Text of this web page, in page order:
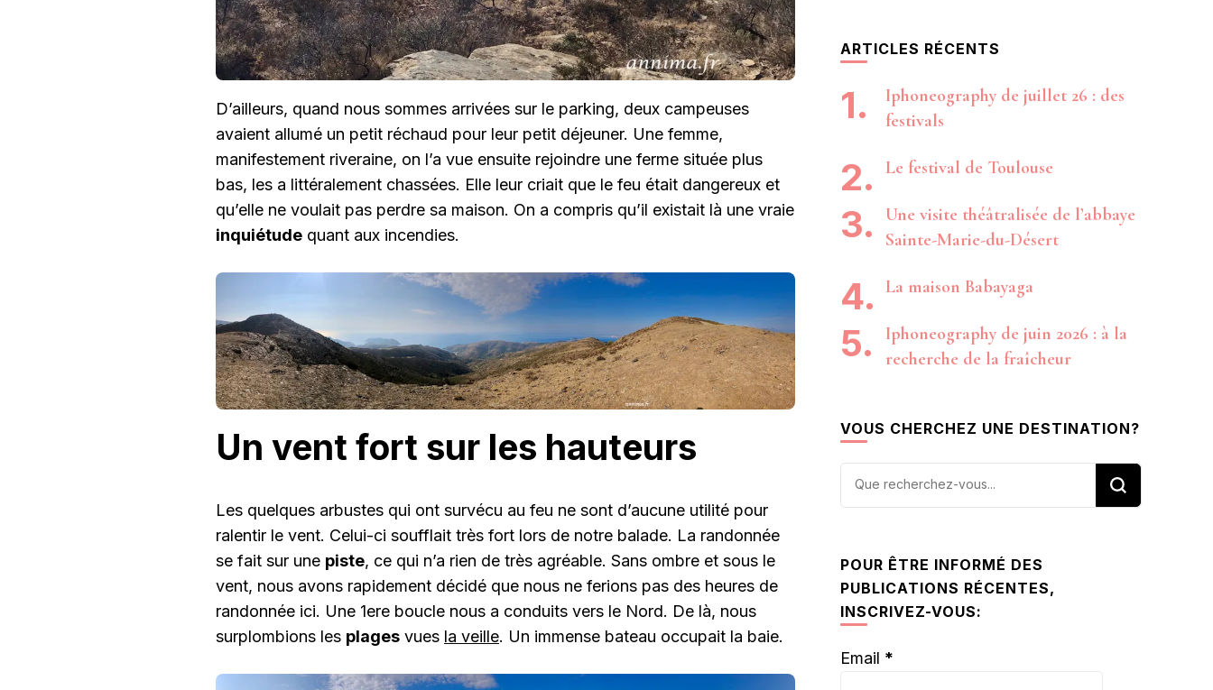
D’ailleurs, quand nous sommes arrivées sur le parking, deux campeuses
avaient allumé un petit réchaud pour leur petit déjeuner. Une femme,
manifestement riveraine, on l’a vue ensuite rejoindre une ferme située plus
bas, les a littéralement chassées. Elle leur criait que le feu était dangereux et
qu’elle ne voulait pas perdre sa maison. On a compris qu’il existait là une vraie
inquiétude quant aux incendies.
Un vent fort sur les hauteurs
Les quelques arbustes qui ont survécu au feu ne sont d’aucune utilité pour
ralentir le vent. Celui-ci soufflait très fort lors de notre balade. La randonnée
se fait sur une piste, ce qui n’a rien de très agréable. Sans ombre et sous le
vent, nous avons rapidement décidé que nous ne ferions pas des heures de
randonnée ici. Une 1ere boucle nous a conduits vers le Nord. De là, nous
surplombions les plages vues la veille. Un immense bateau occupait la baie.
ARTICLES RÉCENTS
Iphoneography de juillet 26 : des
festivals
Le festival de Toulouse
Une visite théâtralisée de l’abbaye
Sainte-Marie-du-Désert
La maison Babayaga
Iphoneography de juin 2026 : à la
recherche de la fraîcheur
VOUS CHERCHEZ UNE DESTINATION?
Vous
POUR ÊTRE INFORMÉ DES
PUBLICATIONS RÉCENTES,
INSCRIVEZ-VOUS:
Email *